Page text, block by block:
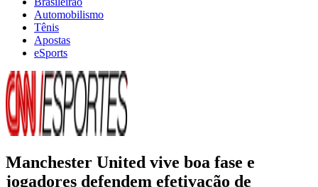
Automobilismo
Tênis
Apostas
eSports
Manchester United vive boa fase e
jogadores defendem efetivação de